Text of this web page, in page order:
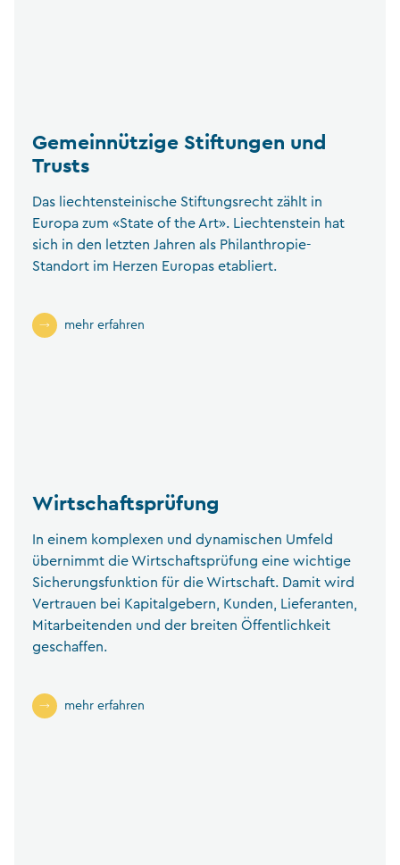
Gemeinnützige Stiftungen und
Trusts
Das liechtensteinische Stiftungsrecht zählt in
Europa zum «State of the Art». Liechtenstein hat
sich in den letzten Jahren als Philanthropie-
Standort im Herzen Europas etabliert.
mehr erfahren
Wirtschaftsprüfung
In einem komplexen und dynamischen Umfeld
übernimmt die Wirtschaftsprüfung eine wichtige
Sicherungsfunktion für die Wirtschaft. Damit wird
Vertrauen bei Kapitalgebern, Kunden, Lieferanten,
Mitarbeitenden und der breiten Öffentlichkeit
geschaffen.
mehr erfahren